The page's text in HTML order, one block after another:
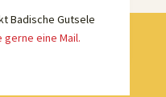
Badische Gutsele
gerne eine Mail.